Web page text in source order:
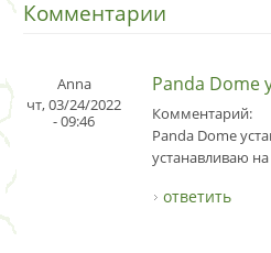
Комментарии
Anna
чт, 03/24/2022
- 09:46
Panda Dome
Комментарий:
Panda Dome
устанавливаю
ответить